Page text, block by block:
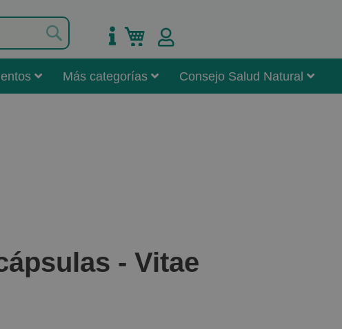
Mi carrito
Más categorías Consejo Salud Natural
- Vitae